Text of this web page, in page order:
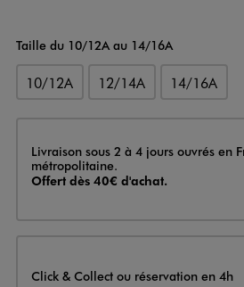
Taille du 10/12A au 14/16A
10/12A 12/14A 14/16A
Livraison
Livraison sous 2 à 4 jours ouvrés en
métropolitaine.
Offert dès 40€ d'achat.
Click & Collect ou réservation en 4h